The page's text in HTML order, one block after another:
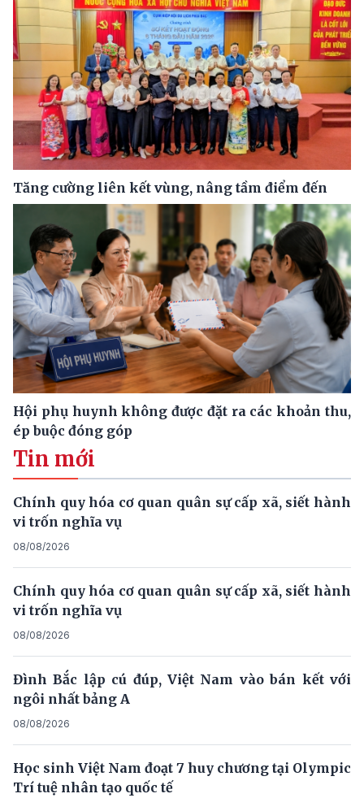
Tăng cường liên kết vùng, nâng tầm điểm đến
Hội phụ huynh không được đặt ra các khoản thu,
ép buộc đóng góp
Tin mới
Chính quy hóa cơ quan quân sự cấp xã, siết hành
vi trốn nghĩa vụ
08/08/2026
Chính quy hóa cơ quan quân sự cấp xã, siết hành
vi trốn nghĩa vụ
08/08/2026
Đình Bắc lập cú đúp, Việt Nam vào bán kết với
ngôi nhất bảng A
08/08/2026
Học sinh Việt Nam đoạt 7 huy chương tại Olympic
Trí tuệ nhân tạo quốc tế